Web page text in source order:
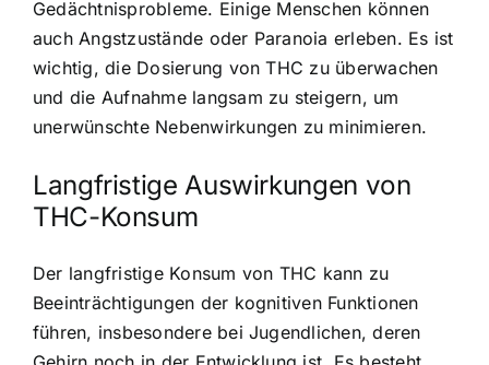
Gedächtnisprobleme. Einige Menschen können
auch Angstzustände oder Paranoia erleben. Es ist
wichtig, die Dosierung von THC zu überwachen
und die Aufnahme langsam zu steigern, um
unerwünschte Nebenwirkungen zu minimieren.
Langfristige Auswirkungen von
THC-Konsum
Der langfristige Konsum von THC kann zu
Beeinträchtigungen der kognitiven Funktionen
führen, insbesondere bei Jugendlichen, deren